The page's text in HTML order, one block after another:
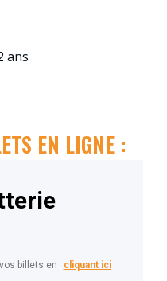
ans
EN LIGNE :